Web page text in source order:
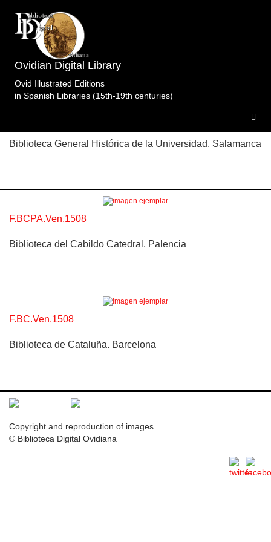
Ovidian Digital Library
Ovid Illustrated Editions
in Spanish Libraries (15th-19th centuries)
Topic: Venus patrona del mes de abril en Libro 4 (f.
CXI). Specimens of the edition
Fastos.Fanensis.Tacuino.Venecia.1508.
Biblioteca General Histórica de la Universidad. Salamanca
F.BCPA.Ven.1508
Biblioteca del Cabildo Catedral. Palencia
F.BC.Ven.1508
Biblioteca de Cataluña. Barcelona
Copyright and reproduction of images
© Biblioteca Digital Ovidiana